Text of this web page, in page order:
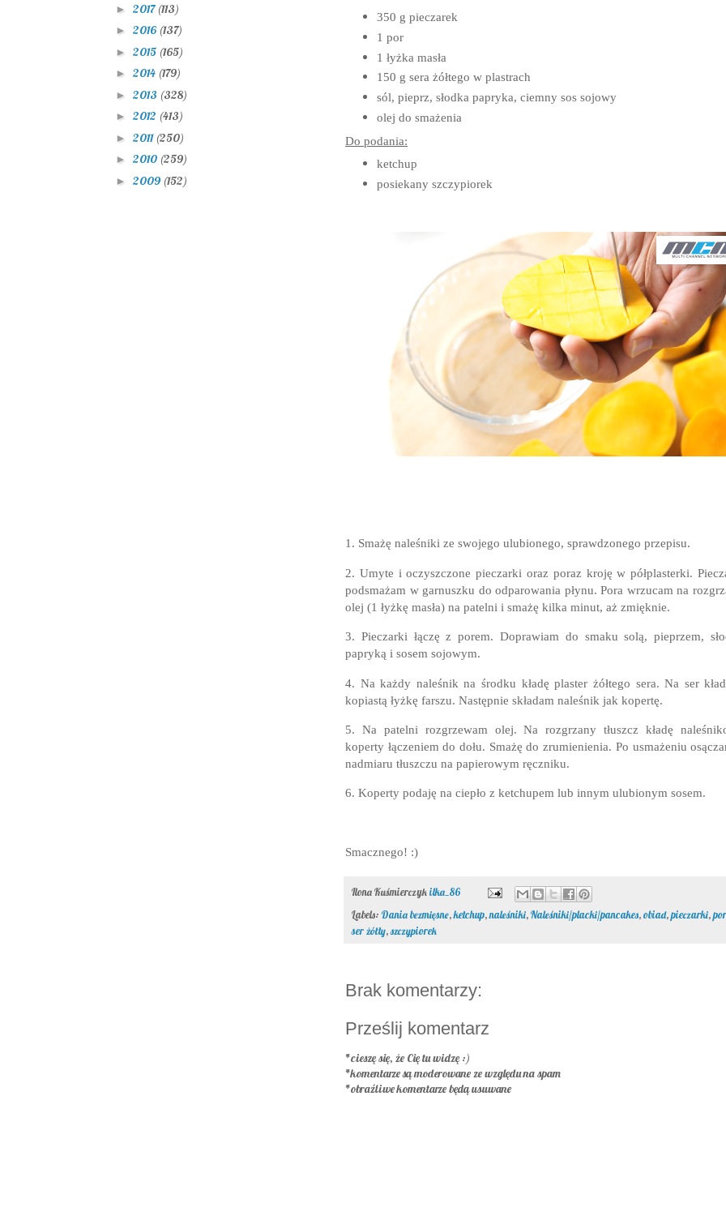
350 g pieczarek
1 por
1 łyżka masła
150 g sera żółtego w plastrach
sól, pieprz, słodka papryka, ciemny sos sojowy
olej do smażenia
Do podania:
ketchup
posiekany szczypiorek
1. Smażę naleśniki ze swojego ulubionego, sprawdzonego przepisu.
2. Umyte i oczyszczone pieczarki oraz poraz kroję w półplasterki.
podsmażam w garnuszku do odparowania płynu. Pora wrzucam na
olej (1 łyżkę masła) na patelni i smażę kilka minut, aż zmięknie.
3. Pieczarki łączę z porem. Doprawiam do smaku solą, pieprzem,
papryką i sosem sojowym.
4. Na każdy naleśnik na środku kładę plaster żółtego sera. Na ser
kopiastą łyżkę farszu. Następnie składam naleśnik jak kopertę.
5. Na patelni rozgrzewam olej. Na rozgrzany tłuszcz kładę
koperty łączeniem do dołu. Smażę do zrumienienia. Po usmażeniu
nadmiaru tłuszczu na papierowym ręczniku.
6. Koperty podaję na ciepło z ketchupem lub innym ulubionym sosem.
Smacznego! :)
Ilona Kuśmierczykilka_86
Labels: Dania bezmięsne,ketchup,naleśniki,Naleśniki/placki/pancakes,obiad,pieczarki,por
ser żółty,szczypiorek
Brak komentarzy:
Prześlij komentarz
*cieszę się, że Cię tu widzę :)
*komentarze są moderowane ze względu na spam
*obraźliwe komentarze będą usuwane
► 2017(113)
► 2016 (137)
► 2015 (165)
► 2014 (179)
► 2013 (328)
► 2012 (413)
► 2011 (250)
► 2010 (259)
► 2009 (152)